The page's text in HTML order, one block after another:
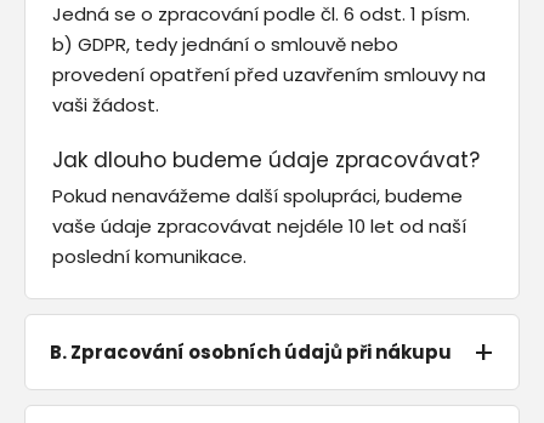
Jedná se o zpracování podle čl. 6 odst. 1 písm.
b) GDPR, tedy jednání o smlouvě nebo
provedení opatření před uzavřením smlouvy na
vaši žádost.
Jak dlouho budeme údaje zpracovávat?
Pokud nenavážeme další spolupráci, budeme
vaše údaje zpracovávat nejdéle 10 let od naší
poslední komunikace.
B. Zpracování osobních údajů při nákupu